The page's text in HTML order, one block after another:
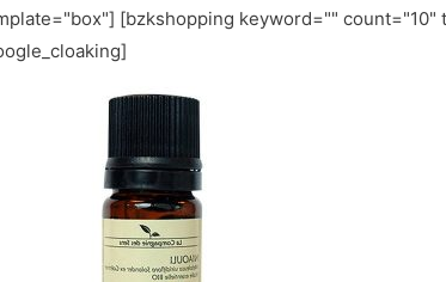
[bzkshopping keyword="" count="10"